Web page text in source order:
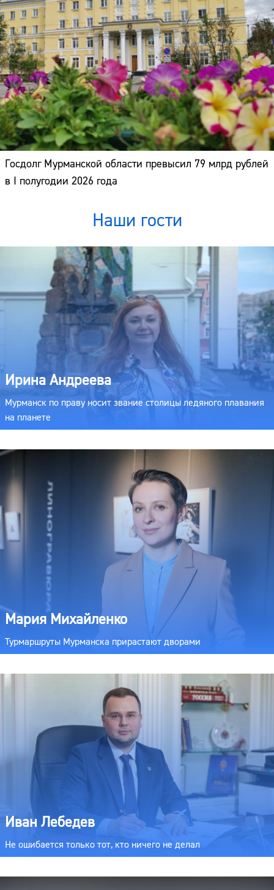
Госдолг Мурманской области превысил 79 млрд рублей
в I полугодии 2026 года
Наши гости
Ирина Андреева
Мурманск по праву носит звание столицы ледяного плавания
на планете
Мария Михайленко
Турмаршруты Мурманска прирастают дворами
Иван Лебедев
Не ошибается только тот, кто ничего не делал